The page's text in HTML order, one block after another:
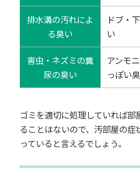
排水溝の汚れによ
る臭い
ドブ・
い
害虫・ネズミの糞
尿の臭い
アンモ
っぽい
ゴミを適切に処理していれば部
ることはないので、汚部屋の症
っていると言えるでしょう。